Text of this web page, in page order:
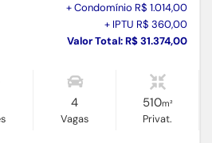
+ Condomínio R$ 1.014,00
+ IPTU R$ 360,00
Valor Total: R$ 31.374,00
4
Vagas
510m²
Privat.